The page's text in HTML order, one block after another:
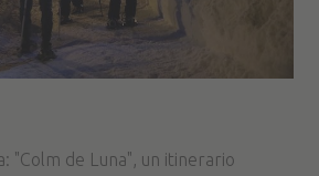
"Colm de Luna", un itinerario